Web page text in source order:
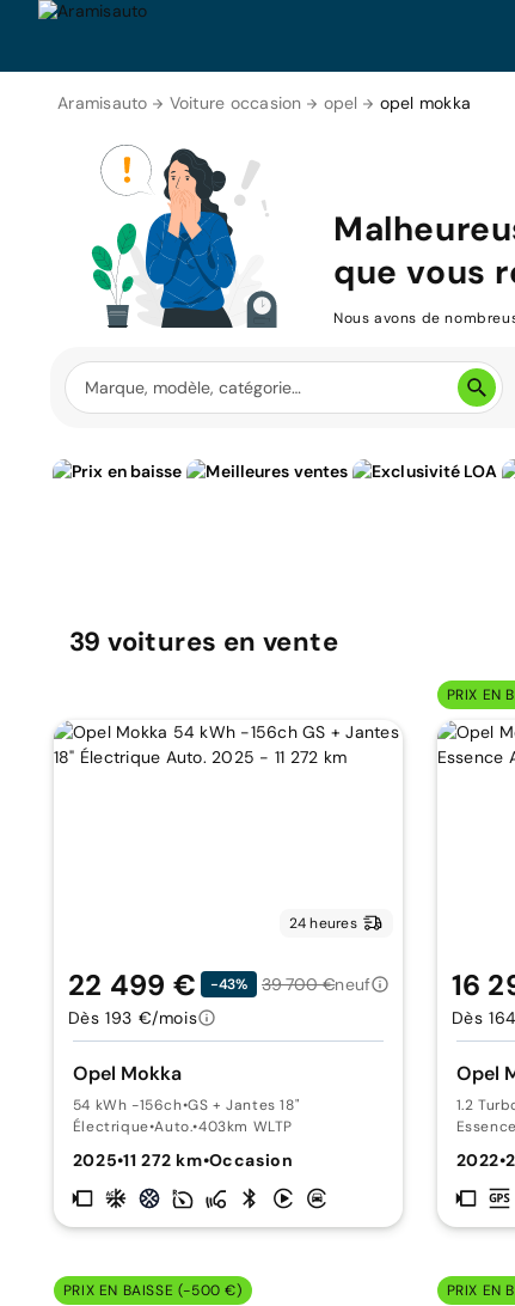
Aramisauto Voiture occasion opel opel mokka
que vous
Nous avons de
39voitures en vente
24 heures
Opel Mokka
54 kWh -156ch•GS + Jantes 18"
Électrique•Auto.•403km WLTP
2025•11 272 km•Occasion
22 499 € -43% 39 700 €neuf
Dès 193 €/mois
PRIX EN
Opel
1.2
Essence
2022•
16
Dès
PRIX EN BAISSE (-500 €) PRIX EN